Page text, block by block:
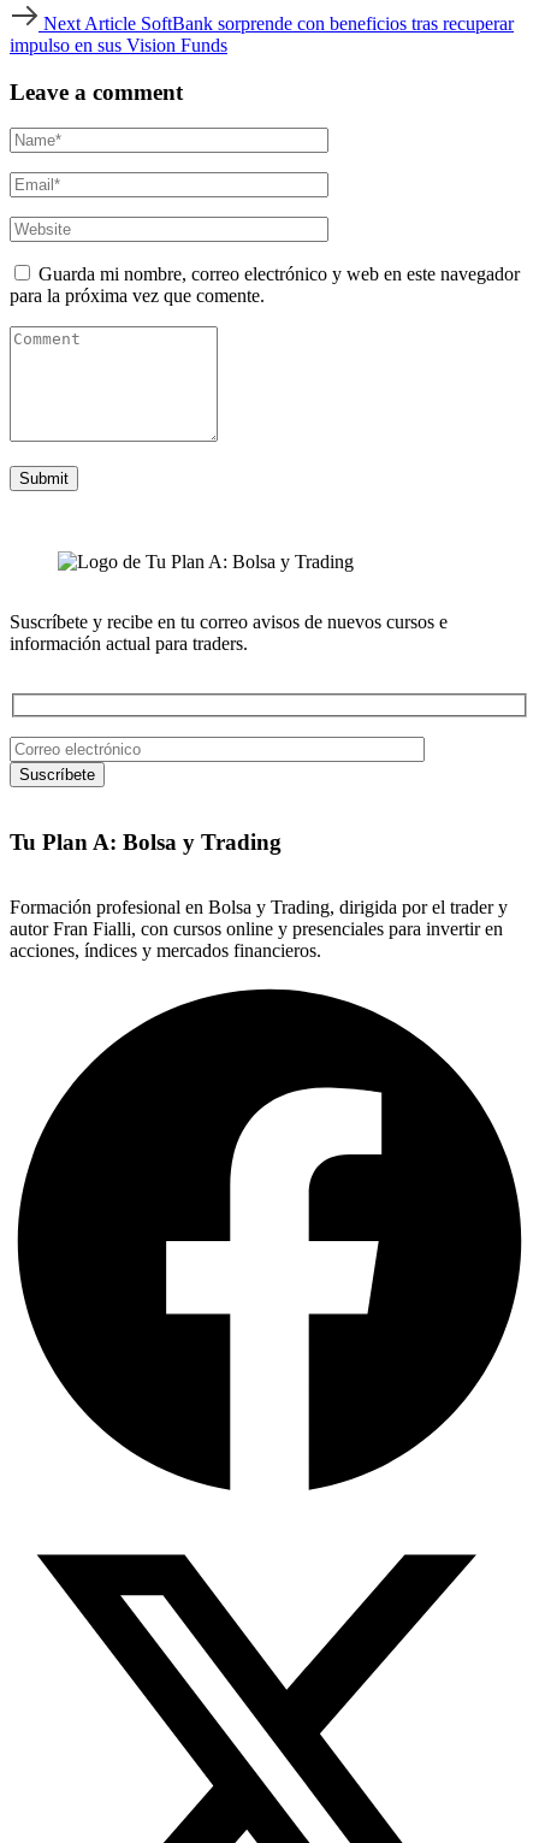
Next
ArticleNext Article SoftBank sorprende con beneficios tras recuperar
impulso en sus Vision Funds
Leave a comment
Guarda mi nombre, correo electrónico y web en este navegador
para la próxima vez que comente.
Suscríbete y recibe en tu correo avisos de nuevos cursos e
información actual para traders.
Tu Plan A: Bolsa y Trading
Formación profesional en Bolsa y Trading, dirigida por el trader y
autor Fran Fialli, con cursos online y presenciales para invertir en
acciones, índices y mercados financieros.